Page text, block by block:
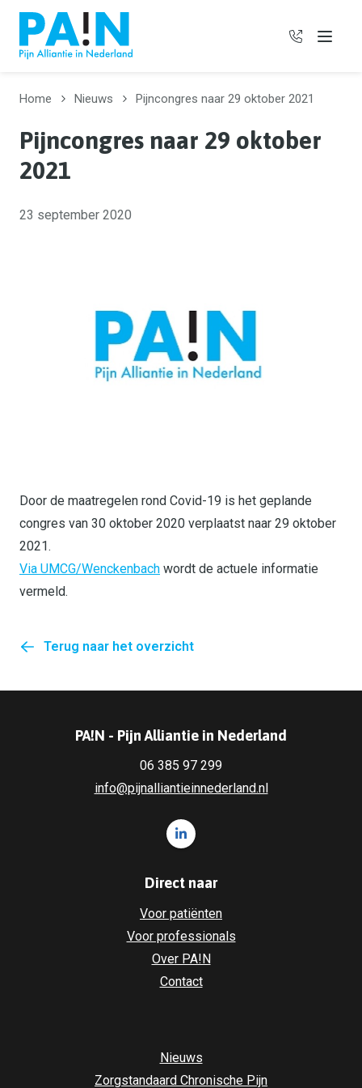
Menu
06 385
Home Nieuws Pijncongres naar 29 oktober 2021
Pijncongres naar 29 oktober
2021
23 september 2020
Door de maatregelen rond Covid-19 is het geplande
congres van 30 oktober 2020 verplaatst naar 29 oktober
2021.
Via UMCG/Wenckenbach wordt de actuele informatie
vermeld.
Terug naar het overzicht
PA!N - Pijn Alliantie in Nederland
06 385 97 299
info@pijnalliantieinnederland.nl
Volg ons op LinkedIn PA!N -
Direct naar
Voor patiënten
Voor professionals
Over PA!N
Contact
Nieuws
Zorgstandaard Chronische Pijn